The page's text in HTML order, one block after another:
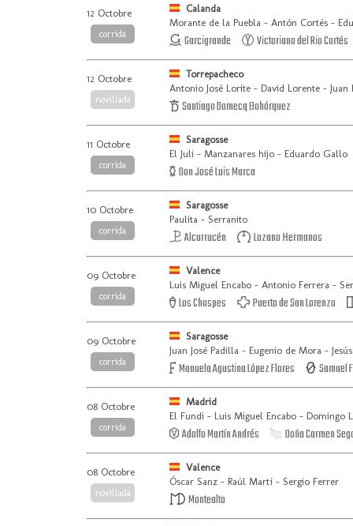
12 Octobre
corrida
Calanda
Morante de la Puebla - Antón Cortés -
Garcigrande Victoriano del Rio Cortés
12 Octobre
novillada
Torrepacheco
Antonio José Lorite - David Lorente - Juan
Santiago Domecq Bohórquez
11 Octobre
corrida
Saragosse
El Juli - Manzanares hijo - Eduardo Gallo
Don José Luis Marca
10 Octobre
corrida
Saragosse
Paulita - Serranito
Alcurrucén Lozano Hermanos
09 Octobre
corrida
Valence
Luis Miguel Encabo - Antonio Ferrera -
Los Chospes Puerto de San Lorenzo
09 Octobre
corrida
Saragosse
Juan José Padilla - Eugenio de Mora -
Manuela Agustina López Flores Samuel
08 Octobre
corrida
Madrid
El Fundi - Luis Miguel Encabo - Domingo
Adolfo Martín Andrés Doña Carmen
08 Octobre
novillada
Valence
Óscar Sanz - Raúl Martí - Sergio Ferrer
Montealto